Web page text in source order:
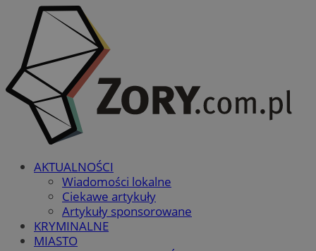
AKTUALNOŚCI
Wiadomości lokalne
Ciekawe artykuły
Artykuły sponsorowane
KRYMINALNE
MIASTO